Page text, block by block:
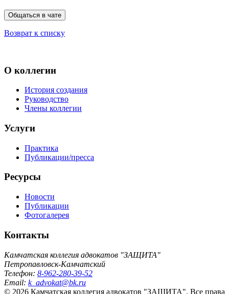
Общаться в чате
Возврат к списку
О коллегии
История создания
Руководство
Члены коллегии
Услуги
Практика
Публикации/пресса
Ресурсы
Новости
Публикации
Фотогалерея
Контакты
Камчатская коллегия адвокатов "ЗАЩИТА"
Петропавловск-Камчатский
Телефон: 8-962-280-39-52
Email: k_advokat@bk.ru
© 2026 Камчатская коллегия адвокатов "ЗАЩИТА". Все права